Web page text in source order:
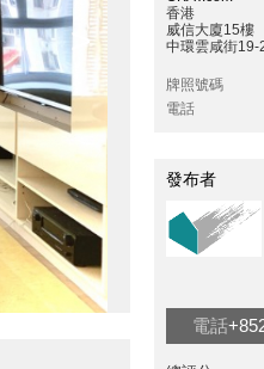
>
香港
威信大廈15樓
中環雲咸街19-
牌照號碼
電話
發布者
電話